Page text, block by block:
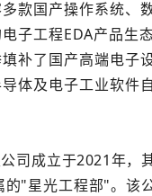
款国产操作系统、
子工程EDA产品生
补了国产高端电子
体及电子工业软件
司成立于2021年，
的"星光工程部"。该